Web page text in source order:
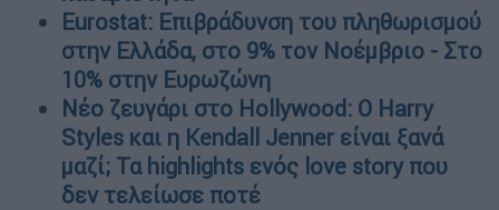
Eurostat: Επιβράδυνση του πληθωρισμού
στην Ελλάδα, στο 9% τον Νοέμβριο - Στο
10% στην Ευρωζώνη
Νέο ζευγάρι στο Hollywood: Ο Harry
Styles και η Kendall Jenner είναι ξανά
μαζί; Τα highlights ενός love story που
δεν τελείωσε ποτέ